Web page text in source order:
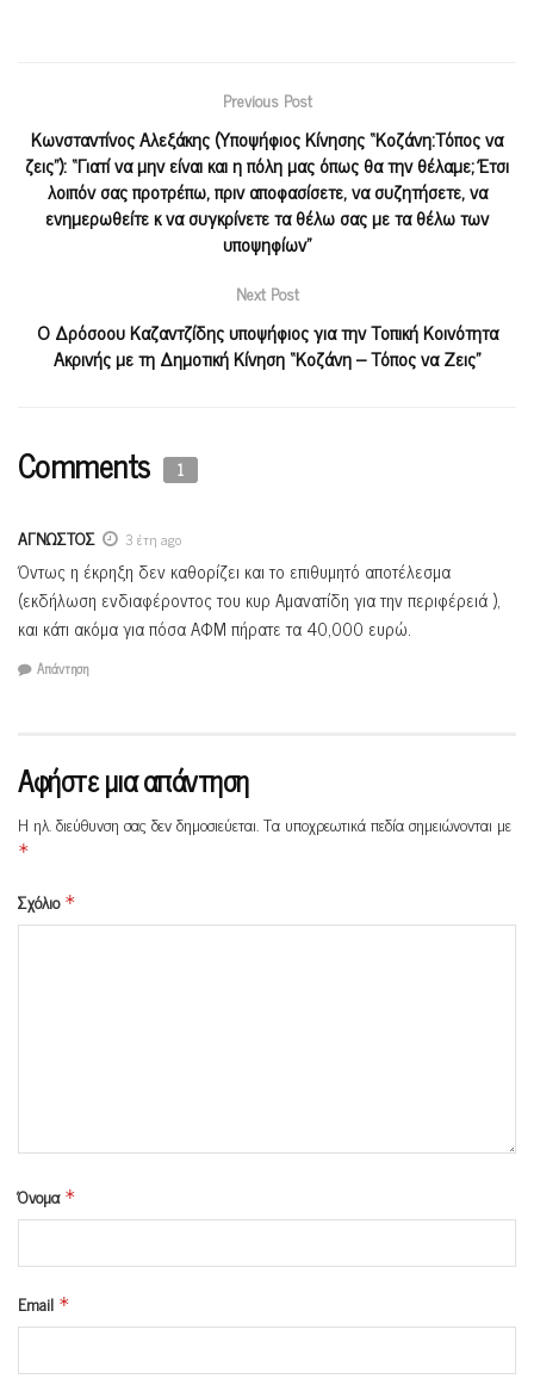
Previous Post
Κωνσταντίνος Αλεξάκης (Υποψήφιος Κίνησης “Κοζάνη:Τόπος να
ζεις”): “Γιατί να μην είναι και η πόλη μας όπως θα την θέλαμε; Έτσι
λοιπόν σας προτρέπω, πριν αποφασίσετε, να συζητήσετε, να
ενημερωθείτε κ να συγκρίνετε τα θέλω σας με τα θέλω των
υποψηφίων”
Next Post
Ο Δρόσοου Καζαντζίδης υποψήφιος για την Τοπική Κοινότητα
Ακρινής με τη Δημοτική Κίνηση “Κοζάνη – Τόπος να Ζεις”
Comments 1
ΑΓΝΩΣΤΟΣ 3 έτη ago
Όντως η έκρηξη δεν καθορίζει και το επιθυμητό αποτέλεσμα
(εκδήλωση ενδιαφέροντος του κυρ Αμανατίδη για την περιφέρειά ),
και κάτι ακόμα για πόσα ΑΦΜ πήρατε τα 40,000 ευρώ.
Απάντηση
Αφήστε μια απάντηση
Η ηλ. διεύθυνση σας δεν δημοσιεύεται.Τα υποχρεωτικά πεδία σημειώνονται με
*
Σχόλιο *
Όνομα *
Email *